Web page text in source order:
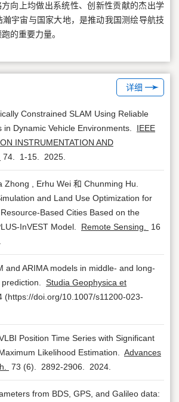
向上均做出系统性、创新性贡献的杰出学
宇宙与国家大地，是推动我国测绘导航技
的重要力量。
详细
Constrained SLAM Using Reliable
Dynamic Vehicle Environments.
IEEE
INSTRUMENTATION AND
74. 1-15. 2025.
Zhong , Erhu Wei 和 Chunming Hu.
and Land Use Optimization for
Based Cities Based on the
InVEST Model.
Remote Sensing.
16
and ARIMA models in middle- and long-
Studia Geophysica et
(https://doi.org/10.1007/s11200-023-
Position Time Series with Significant
Likelihood Estimation.
Advances
73 (6). 2892-2906. 2024.
from BDS, GPS, and Galileo data: